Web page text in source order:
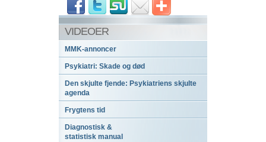
VIDEOER
MMK-annoncer
Psykiatri: Skade og død
Den skjulte fjende: Psykiatriens skjulte
agenda
Frygtens tid
Diagnostisk &
statistisk manual